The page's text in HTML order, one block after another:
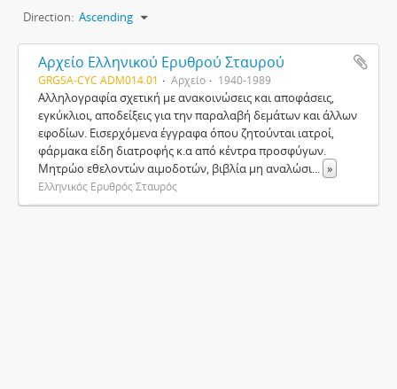
Direction: Ascending
Αρχείο Ελληνικού Ερυθρού Σταυρού
GRGSA-CYC ADM014.01 Αρχείο 1940-1989
Αλληλογραφία σχετική με ανακοινώσεις και αποφάσεις,
εγκύκλιοι, αποδείξεις για την παραλαβή δεμάτων και άλλων
εφοδίων. Εισερχόμενα έγγραφα όπου ζητούνται ιατροί,
φάρμακα είδη διατροφής κ.α από κέντρα προσφύγων.
Μητρώο εθελοντών αιμοδοτών, βιβλία μη αναλώσι... »
Ελληνικός Ερυθρός Σταυρός